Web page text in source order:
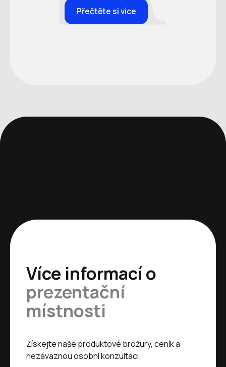
Přečtěte si více
Více informací o
prezentační
místnosti
Získejte naše produktové brožury, ceník a
nezávaznou osobní konzultaci.